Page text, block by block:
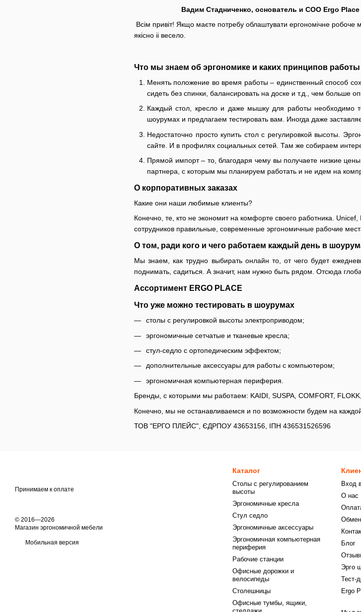
Вадим Стадниченко, основатель и COO Ergo Place
Всім привіт! Якщо маєте потребу облаштувати ергономічне
якісно іі весело.
Что мы знаем об эргономике и каких принципов
Менять положение во время работы – единственный способ
сидеть без спинки, балансировать на доске и т.д., чем больше
Каждый стол, кресло и даже мышку для работы необходимо
шоурумах и предлагаем тестировать вам. Иногда даже
Недостаточно просто купить стол с регулировкой высоты.
сайте. И в профилях социальных сетей. Там же собираем
Прямой импорт – то, благодаря чему вы получаете низкие
партнера, с которым мы планируем работать и не идем на
О корпоративных заказах
Какие они наши любимые клиенты?
Конечно, те, кто не экономит на комфорте своего работника.
сотрудников правильные, современные эргономичные рабочие
О том, ради кого и чего работаем каждый день в
Мы знаем, как трудно выбирать онлайн то, от чего будет
поднимать, садиться. А значит, нам нужно быть рядом. Отсюда
Ассортимент ERGO PLACE
Что уже можно тестировать в шоурумах
столы с регулировкой высоты электроприводом;
эргономичные сетчатые и тканевые кресла;
стул-седло с ортопедическим эффектом;
дополнительные аксессуары для работы с компьютером;
эргономичная компьютерная периферия.
Бренды, с которыми мы работаем: KAIDI, SUSPA, COMFORT,
Конечно, мы не останавливаемся и по возможности будем на
ТОВ "ЕРГО ПЛЕЙС", ЄДРПОУ 43653156, ІПН 436531526596
Принимаем к оплате
© 2016—2026
Магазин эргономичной мебели
Мобильная версия
Каталог
Столы с регулированием
высоты
Эргономичные кресла
Стул седло
Эргономичные аксессуары
Эргономичная компьютерная
периферия
Рабочие станции
Офисные дорожки и
велосипеды
Столешницы
Офисные тумбы, ящики,
Вход
О нас
Обмен
Блог
Эрго
Тест-
Ergo